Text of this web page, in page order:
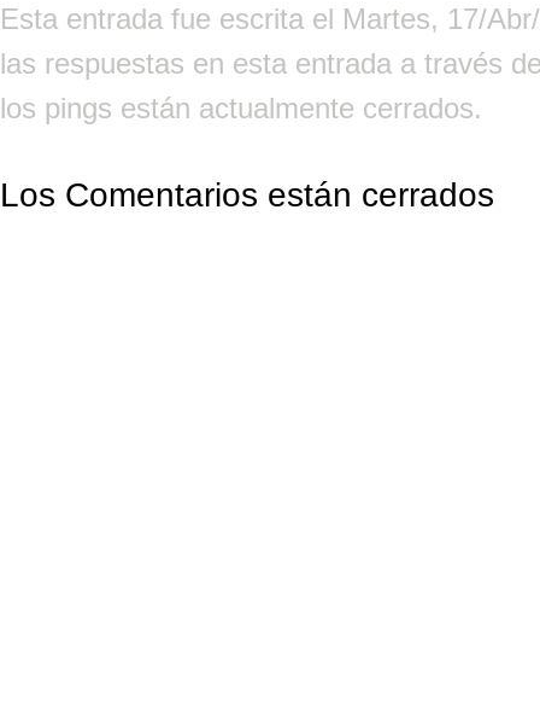
Esta entrada fue escrita el Martes, 17/
las respuestas en esta entrada a través
los pings están actualmente cerrados.
Los Comentarios están cerrados